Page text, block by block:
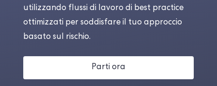
utilizzando flussi di lavoro di best practice
ottimizzati per soddisfare il tuo approccio
basato sul rischio.
Parti ora